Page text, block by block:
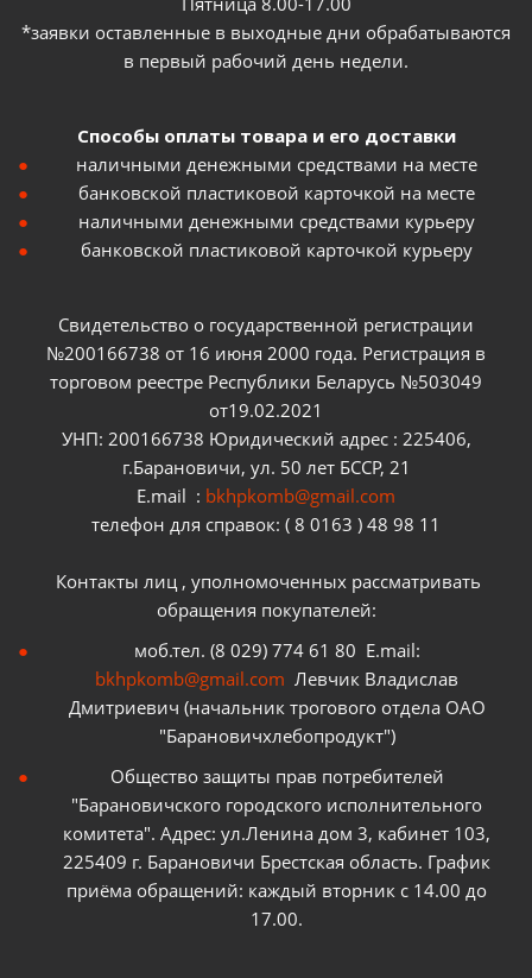
*заявки оставленные в выходные дни обрабатываются
в первый рабочий день недели.
Способы оплаты товара и его доставки
наличными денежными средствами на месте
банковской пластиковой карточкой на месте
наличными денежными средствами курьеру
банковской пластиковой карточкой курьеру
Свидетельство о государственной регистрации
№200166738 от 16 июня 2000 года. Регистрация в
торговом реестре Республики Беларусь №503049
от19.02.2021
УНП: 200166738 Юридический адрес : 225406,
г.Барановичи, ул. 50 лет БССР, 21
E.mail : bkhpkomb@gmail.com
телефон для справок: ( 8 0163 ) 48 98 11
Контакты лиц , уполномоченных рассматривать
обращения покупателей:
моб.тел. (8 029) 774 61 80 E.mail:
bkhpkomb@gmail.com Левчик Владислав
Дмитриевич (начальник трогового отдела ОАО
"Барановичхлебопродукт")
Общество защиты прав потребителей
"Барановичского городского исполнительного
комитета". Адрес: ул.Ленина дом 3, кабинет 103,
225409 г. Барановичи Брестская область. График
приёма обращений: каждый вторник с 14.00 до
17.00.